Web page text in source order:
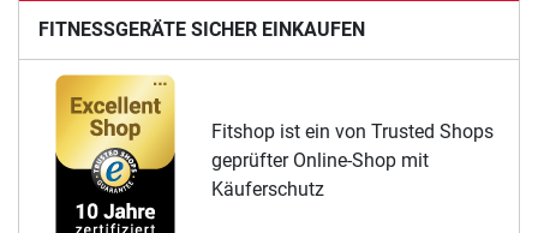
FITNESSGERÄTE SICHER EINKAUFEN
Fitshop ist ein von Trusted Shops
geprüfter Online-Shop mit
Käuferschutz